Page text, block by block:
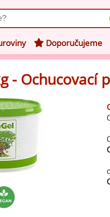
pasty do mléčného
z kategorie Ochucovací
Vanilkové ochucovací
Lískooříškové ochucovací
Mandlové ochucovací
pasty do ovocného
na zmrzlinu
základy pro výrobu
zmrzliny
zmrzliny
ochucené směsi pro
Doporučujeme
- Ochucovací